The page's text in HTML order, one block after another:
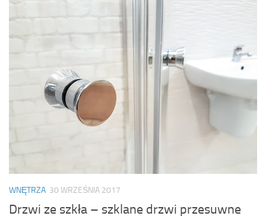
WNĘTRZA 30 WRZEŚNIA 2017
Drzwi ze szkła – szklane drzwi przesuwne